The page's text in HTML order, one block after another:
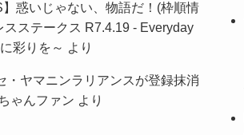
】惑いじゃない、物語だ！(枠順情
スステークス R7.4.19 - Everyday
彩りを～ より
・ヤマニンラリアンスが登録抹消
ゃんファン より